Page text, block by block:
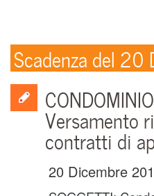
Scadenza del
Versamento
contratti di
20 Dicembre